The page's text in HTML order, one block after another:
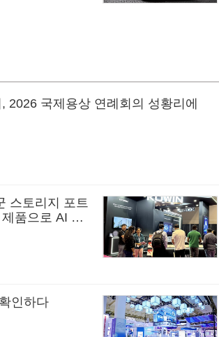
2026 국제용상 연례회의 성황리에
스토리지 포트
품으로 AI 혁
인하다